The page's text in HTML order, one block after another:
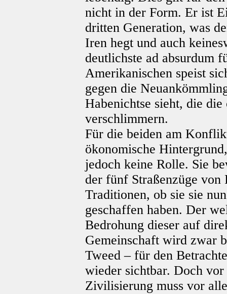
nicht in der Form. Er ist
dritten Generation, was
Iren hegt und auch
deutlichste ad absurdum
Amerikanischen speist
gegen die
Habenichtse sieht, die
verschlimmern.
Für die beiden am
ökonomische
jedoch keine Rolle. Sie
der fünf Straßenzüge
Traditionen, ob sie sie
geschaffen haben. Der
Bedrohung dieser auf
Gemeinschaft wird zwar
Tweed – für den
wieder sichtbar. Doch vor
Zivilisierung muss vor